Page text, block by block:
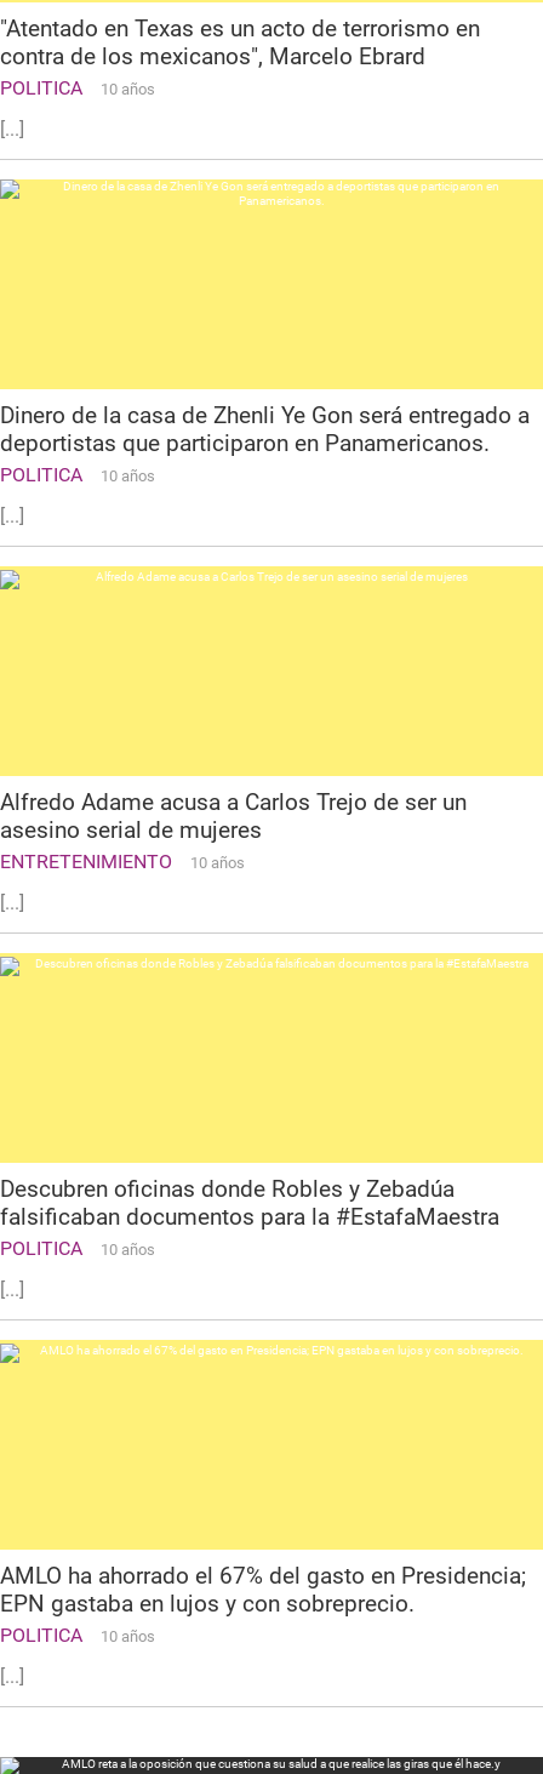
"Atentado en Texas es un acto de terrorismo en
contra de los mexicanos", Marcelo Ebrard
POLITICA 10 años
[...]
Dinero de la casa de Zhenli Ye Gon será entregado a
deportistas que participaron en Panamericanos.
POLITICA 10 años
[...]
Alfredo Adame acusa a Carlos Trejo de ser un
asesino serial de mujeres
ENTRETENIMIENTO 10 años
[...]
Descubren oficinas donde Robles y Zebadúa
falsificaban documentos para la #EstafaMaestra
POLITICA 10 años
[...]
AMLO ha ahorrado el 67% del gasto en Presidencia;
EPN gastaba en lujos y con sobreprecio.
POLITICA 10 años
[...]